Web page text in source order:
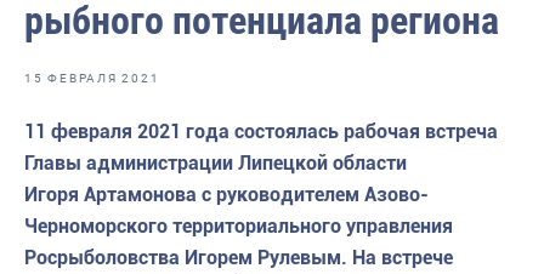
Волго-Каспийское
Московско-Окское
Нижнеобское
рыбного потенциала региона
15 ФЕВРАЛЯ 2021
11 февраля 2021 года состоялась рабочая встреча
Главы администрации Липецкой области
Игоря Артамонова с руководителем Азово-
Черноморского территориального управления
Росрыболовства Игорем Рулевым. На встрече